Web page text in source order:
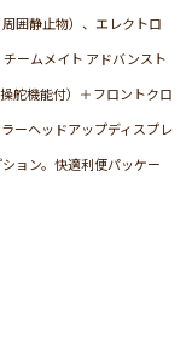
囲静止物）、エレクトロ
ームメイト アドバンスト
舵機能付）＋フロントクロ
ーヘッドアップディスプレ
ョン。快適利便パッケー